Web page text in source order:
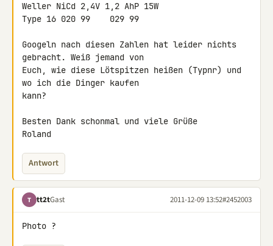
Weller NiCd 2,4V 1,2 AhP 15W
Type 16 020 99    029 99
Googeln nach diesen Zahlen hat leider nichts
gebracht. Weiß jemand von
Euch, wie diese Lötspitzen heißen (Typnr) und
wo ich die Dinger kaufen
kann?
Besten Dank schonmal und viele Grüße
Roland
Antwort
T tt2tGast 2011-12-09 13:52#2452003
Photo ?